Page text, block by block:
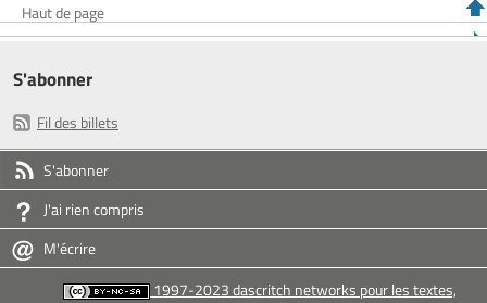
Haut de page
S'abonner
Fil des billets
S'abonner
J'ai rien compris
M'écrire
1997-2023 dascritch networks pour les textes,